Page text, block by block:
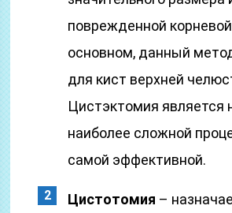
поврежденной
основном, данный
для кист верхней
Цистэктомия является
наиболее сложной
самой эффективной.
Цистотомия –